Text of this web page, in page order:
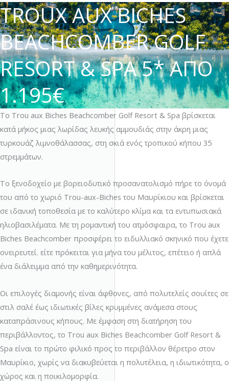
TROUX AUX BICHES
BEACHCOMBER GOLF
RESORT & SPA 5* ΑΠΟ
1.195€
Το Trou aux Biches Beachcomber Golf Resort & Spa βρίσκεται
κατά μήκος μιας λωρίδας λευκής αμμουδιάς στην άκρη μιας
τυρκουάζ λιμνοθάλασσας, στη σκιά ενός τροπικού κήπου 35
στρεμμάτων.
Το ξενοδοχείο με βορειοδυτικό προσανατολισμό πήρε το όνομά
του από το χωριό Trou-aux-Biches του Μαυρίκιου και βρίσκεται
σε ιδανική τοποθεσία με το καλύτερο κλίμα και τα εντυπωσιακά
ηλιοβασιλέματα. Με τη ρομαντική του ατμόσφαιρα, το Trou aux
Biches Beachcomber προσφέρει το ειδυλλιακό σκηνικό που έχετε
ονειρευτεί. είτε πρόκειται για μήνα του μέλιτος, επέτειο ή απλά
ένα διάλειμμα από την καθημερινότητα.
Οι επιλογές διαμονής είναι άφθονες, από πολυτελείς σουίτες σε
στιλ σαλέ έως ιδιωτικές βίλες κρυμμένες ανάμεσα στους
καταπράσινους κήπους. Με έμφαση στη διατήρηση του
περιβάλλοντος, το Trou aux Biches Beachcomber Golf Resort &
Spa είναι το πρώτο φιλικό προς το περιβάλλον θέρετρο στον
Μαυρίκιο, χωρίς να διακυβεύεται η πολυτέλεια, η ιδιωτικότητα, ο
χώρος και η ποικιλομορφία.